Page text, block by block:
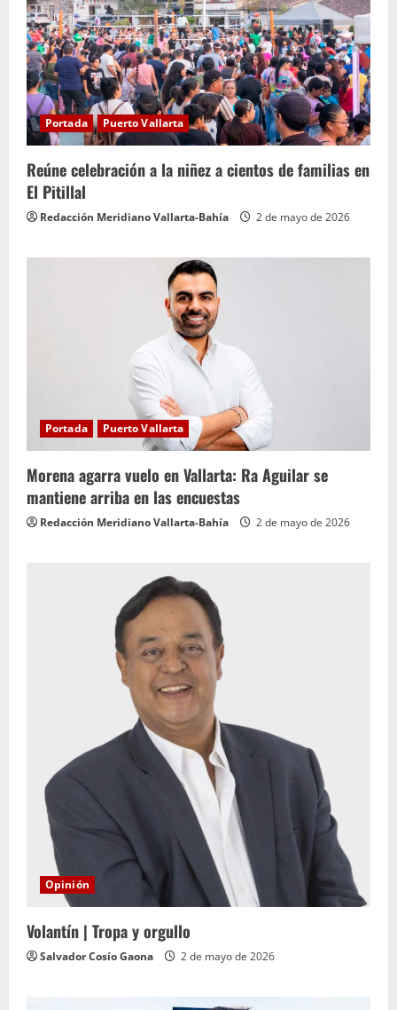
Portada Puerto Vallarta
Reúne celebración a la niñez a cientos de familias en
El Pitillal
Redacción Meridiano Vallarta-Bahía 2 de mayo de 2026
Portada Puerto Vallarta
Morena agarra vuelo en Vallarta: Ra Aguilar se
mantiene arriba en las encuestas
Redacción Meridiano Vallarta-Bahía 2 de mayo de 2026
Opinión
Volantín | Tropa y orgullo
Salvador Cosío Gaona 2 de mayo de 2026